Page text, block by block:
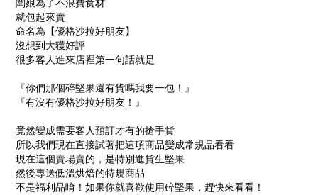
闆娘為了不浪費食材
就包起來賣
命名為【優格沙拉好朋友】
沒想到大獲好評
很多客人進來店裡第一句話就是
『你們那個碎堅果還有貨嗎我要一包！』
『有沒有優格沙拉好朋友！』
竟然變成需要客人預訂才有的搶手貨
所以我們現在直接試著把這項商品變成常規品看看
現在這個賣場賣的，是特別進貨生堅果
然後專送低溫烘焙的特規商品
不是福利品唷！如果你就喜歡使用碎堅果，趕快來看看！